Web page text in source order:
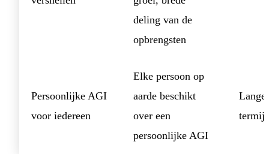
deling van de
opbrengsten
Persoonlijke AGI
voor iedereen
Elke persoon op
aarde beschikt
over een
persoonlijke AGI
Lange